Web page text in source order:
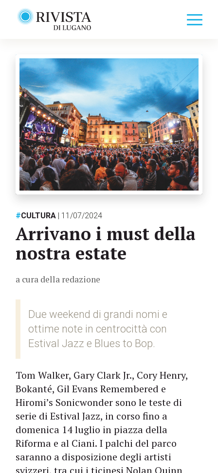
#CULTURA | 11/07/2024
Arrivano i must della
nostra estate
a cura della redazione
Due weekend di grandi nomi e
ottime note in centrocittà con
Estival Jazz e Blues to Bop.
Tom Walker, Gary Clark Jr., Cory Henry,
Bokanté, Gil Evans Remembered e
Hiromi’s Sonicwonder sono le teste di
serie di Estival Jazz, in corso fino a
domenica 14 luglio in piazza della
Riforma e al Ciani. I palchi del parco
saranno a disposizione degli artisti
svizzeri, tra cui i ticinesi Nolan Quinn